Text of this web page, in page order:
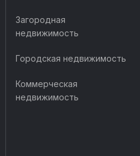
Загородная
недвижимость
Городская недвижимость
Коммерческая
недвижимость